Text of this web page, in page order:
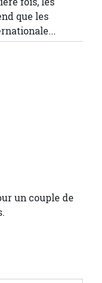
que les
un couple de
suivante